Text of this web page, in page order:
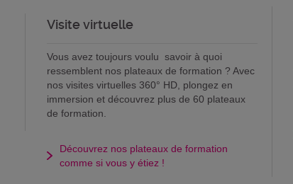
Visite virtuelle
Vous avez toujours voulu savoir à quoi
ressemblent nos plateaux de formation ? Avec
nos visites virtuelles 360° HD, plongez en
immersion et découvrez plus de 60 plateaux
de formation.
Découvrez nos plateaux de formation
comme si vous y étiez !